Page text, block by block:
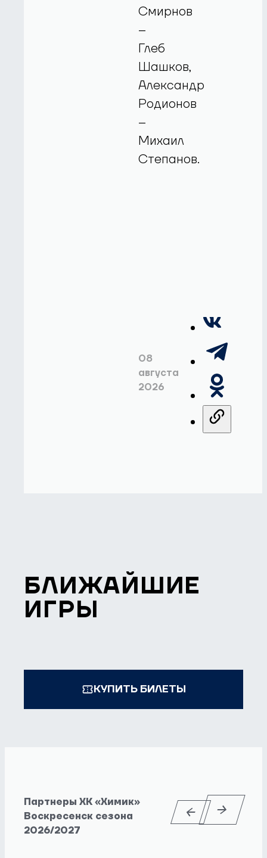
Смирнов
–
Глеб
Шашков,
Александр
Родионов
–
Михаил
Степанов.
08
августа
2026
БЛИЖАЙШИЕ
ИГРЫ
КУПИТЬ БИЛЕТЫ
Партнеры ХК «Химик»
Воскресенск сезона
2026/2027